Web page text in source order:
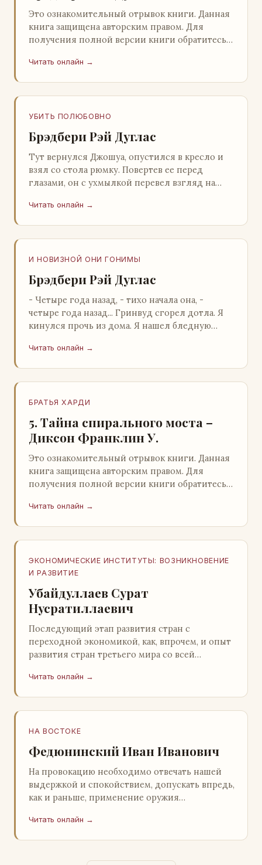
Это ознакомительный отрывок книги. Данная
книга защищена авторским правом. Для
получения полной версии книги обратитесь к
легального ко…
Читать онлайн →
УБИТЬ ПОЛЮБОВНО
Брэдбери Рэй Дуглас
Тут вернулся Джошуа, опустился в кресло и
взял со стола рюмку. Повертев ее перед
глазами, он с ухмылкой перевел взгляд на
видом с…
Читать онлайн →
И НОВИЗНОЙ ОНИ ГОНИМЫ
Брэдбери Рэй Дуглас
- Четыре года назад, - тихо начала она, -
четыре года назад... Гринвуд сгорел дотла. Я
кинулся прочь из дома. Я нашел бледную
Читать онлайн →
БРАТЬЯ ХАРДИ
5. Тайна спирального моста –
Диксон Франклин У.
Это ознакомительный отрывок книги. Данная
книга защищена авторским правом. Для
получения полной версии книги обратитесь к
легального ко…
Читать онлайн →
ЭКОНОМИЧЕСКИЕ ИНСТИТУТЫ: ВОЗНИКНОВЕНИЕ
И РАЗВИТИЕ
Убайдуллаев Сурат
Нусратиллаевич
Последующий этап развития стран с
переходной экономикой, как, впрочем, и опыт
развития стран третьего мира со всей
ошибочность такого предс…
Читать онлайн →
НА ВОСТОКЕ
Федюнинский Иван Иванович
На провокацию необходимо отвечать нашей
выдержкой и спокойствием, допускать впредь,
как и раньше, применение оружия
самообороны о…
Читать онлайн →